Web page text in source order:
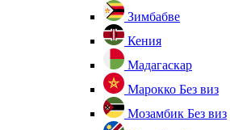
Зимбабве
Кения
Мадагаскар
Марокко Без виз
Мозамбик Без виз